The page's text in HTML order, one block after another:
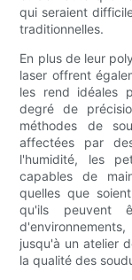
qui seraient
traditionnelles.
En plus de leur
laser offrent
les rend idéales
degré de
méthodes de
affectées par
l'humidité, les
capables de
quelles que
qu'ils peuvent
jusqu'à un atelier
la qualité des